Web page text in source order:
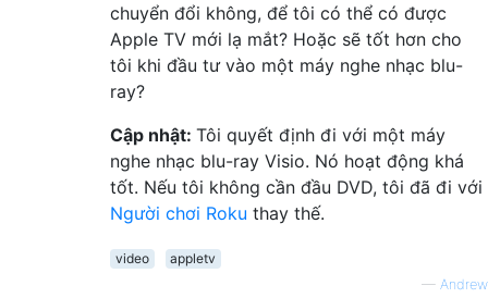
chuyển đổi không, để tôi có thể có được
Apple TV mới lạ mắt? Hoặc sẽ tốt hơn cho
tôi khi đầu tư vào một máy nghe nhạc blu-
ray?
Cập nhật: Tôi quyết định đi với một máy
nghe nhạc blu-ray Visio. Nó hoạt động khá
tốt. Nếu tôi không cần đầu DVD, tôi đã đi với
Người chơi Roku thay thế.
video
appletv
— Andrew